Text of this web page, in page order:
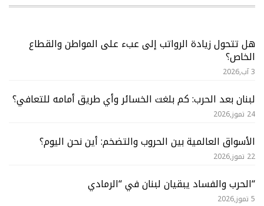
هل تتحول زيادة الرواتب إلى عبء على المواطن والقطاع
الخاص؟
3 آب,2026
لبنان بعد الحرب: كم بلغت الخسائر وأي طريق أمامه للتعافي؟
24 تموز,2026
الأسواق العالمية بين الحروب والتضخم: أين نحن اليوم؟
22 تموز,2026
“الحرب والفساد يبقيان لبنان في “الرمادي
5 تموز,2026